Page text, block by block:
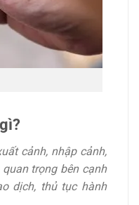
cảnh, nhập cảnh,
trọng bên cạnh
dịch, thủ tục hành